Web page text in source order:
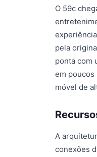
O 59c
pela
ponta com
em poucos
móvel de
A
conexões